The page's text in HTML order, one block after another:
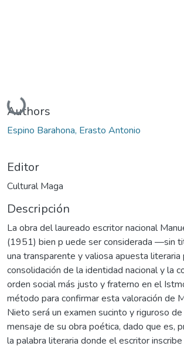
Cargando...
Authors
Espino Barahona, Erasto Antonio
Editor
Cultural Maga
Descripción
La obra del laureado escritor nacional
(1951) bien p uede ser considerada —sin
una transparente y valiosa apuesta literaria
consolidación de la identidad nacional y la
orden social más justo y fraterno en el
método para confirmar esta valoración de
Nieto será un examen sucinto y riguroso
mensaje de su obra poética, dado que es,
la palabra literaria donde el escritor